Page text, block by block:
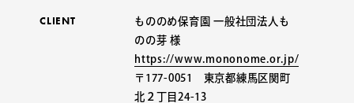
CLIENT
もののめ保育園 一般社団法人も
のの芽 様
https://www.mononome.or.jp/
〒177-0051 東京都練馬区関町
北２丁目24-13